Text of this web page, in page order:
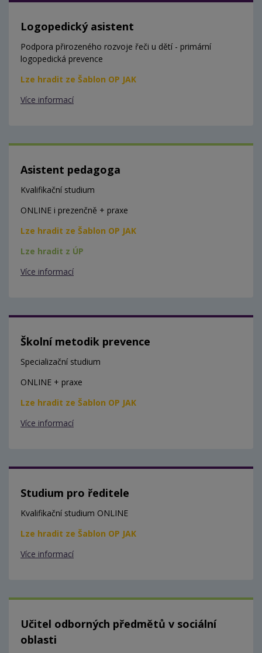
Logopedický asistent
Podpora přirozeného rozvoje řeči u dětí - primární
logopedická prevence
Lze hradit ze Šablon OP JAK
Více informací
Asistent pedagoga
Kvalifikační studium
ONLINE i prezenčně + praxe
Lze hradit ze Šablon OP JAK
Lze hradit z ÚP
Více informací
Školní metodik prevence
Specializační studium
ONLINE + praxe
Lze hradit ze Šablon OP JAK
Více informací
Studium pro ředitele
Kvalifikační studium ONLINE
Lze hradit ze Šablon OP JAK
Více informací
Učitel odborných předmětů v sociální
oblasti